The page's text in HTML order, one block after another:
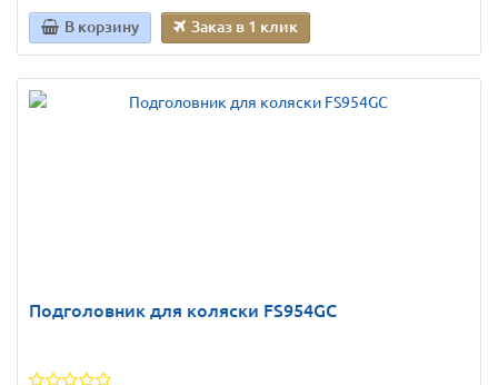
В корзину Заказ в 1 клик
Подголовник для коляски FS954GC